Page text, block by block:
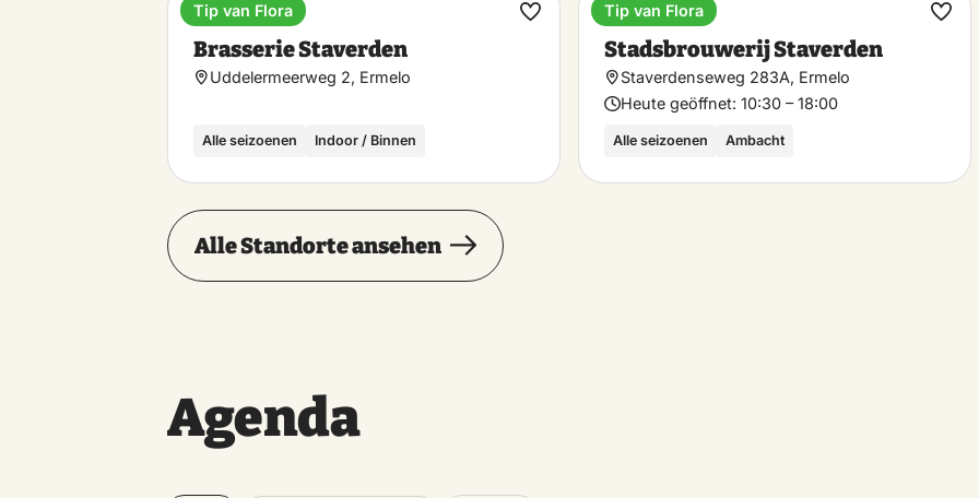
Brasserie
Brasserie Staverden
Uddelermeerweg 2, Ermelo
Alle seizoenen Indoor / Binnen
Tip van Flora
Favorit
machen
Anwesen
Stadsbrouwerij Staverden
Staverdenseweg 283A, Ermelo
Heute geöffnet: 10:30 – 18:00
Alle seizoenen Ambacht
Tip van Flora
Alle Standorte ansehen
Agenda